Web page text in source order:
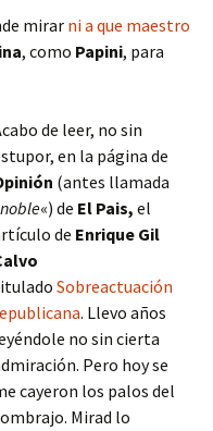
mirar ni a que maestro
, como Papini, para
de leer, no sin
en la página de
(antes llamada
noble«) de El Pais, el
de Enrique Gil
Sobreactuación
. Llevo años
no sin cierta
Pero hoy se
cayeron los palos del
Mirad lo